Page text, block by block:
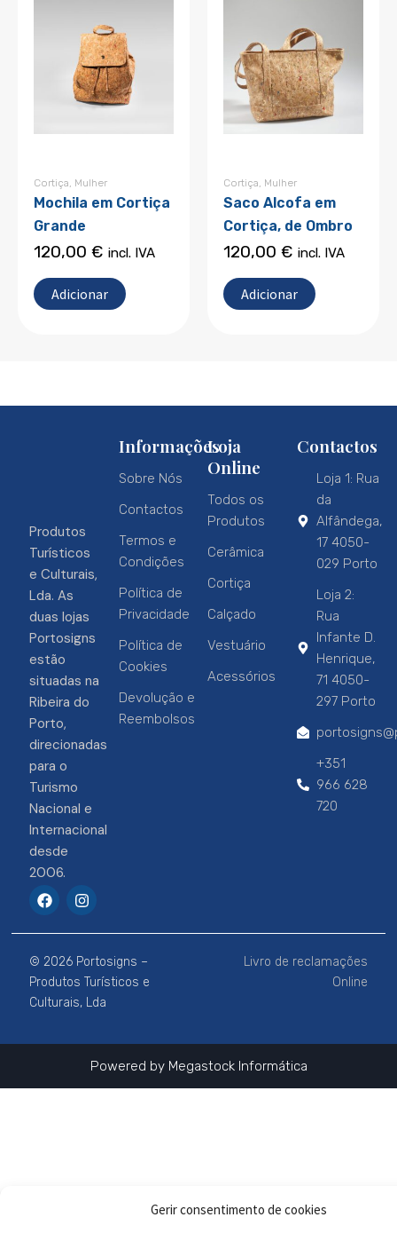
Gerir consentimento de cookies
Cortiça, Mulher
Mochila em Cortiça
Grande
120,00 € incl. IVA
Adicionar
Cortiça, Mulher
Saco Alcofa em
Cortiça, de Ombro
120,00 € incl. IVA
Adicionar
Produtos
Turísticos
e Culturais,
Lda. As
duas lojas
Portosigns
estão
situadas na
Ribeira do
Porto,
direcionadas
para o
Turismo
Nacional e
Internacional
desde
2006.
F
a
e
b
o
o
k
I
n
t
a
g
r
a
m
Informações
Sobre Nós
Contactos
Termos e
Condições
Política de
Privacidade
Política de
Cookies
Devolução e
Reembolsos
Loja
Online
Todos os
Produtos
Cerâmica
Cortiça
Calçado
Vestuário
Acessórios
Contactos
Loja 1: Rua
da
Alfândega,
17 4050-
029 Porto
Loja 2:
Rua
Infante D.
Henrique,
71 4050-
297 Porto
+351
966 628
720
© 2026 Portosigns –
Produtos Turísticos e
Culturais, Lda
Livro de reclamações
Online
Powered by Megastock Informática